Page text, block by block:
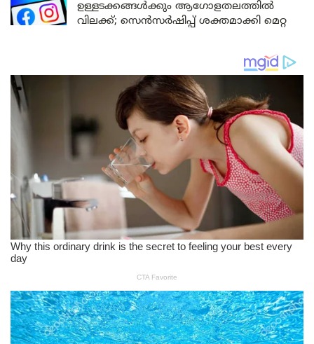
ഉള്ളടക്കങ്ങൾക്കും ആഗോളതലത്തിൽ
വിലക്ക്; സെൻസർഷിപ്പ് ശക്തമാക്കി മെറ്റ